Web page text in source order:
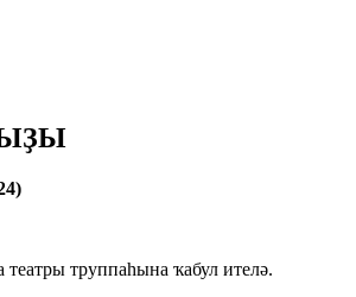
труппаһына ҡабул ителә.